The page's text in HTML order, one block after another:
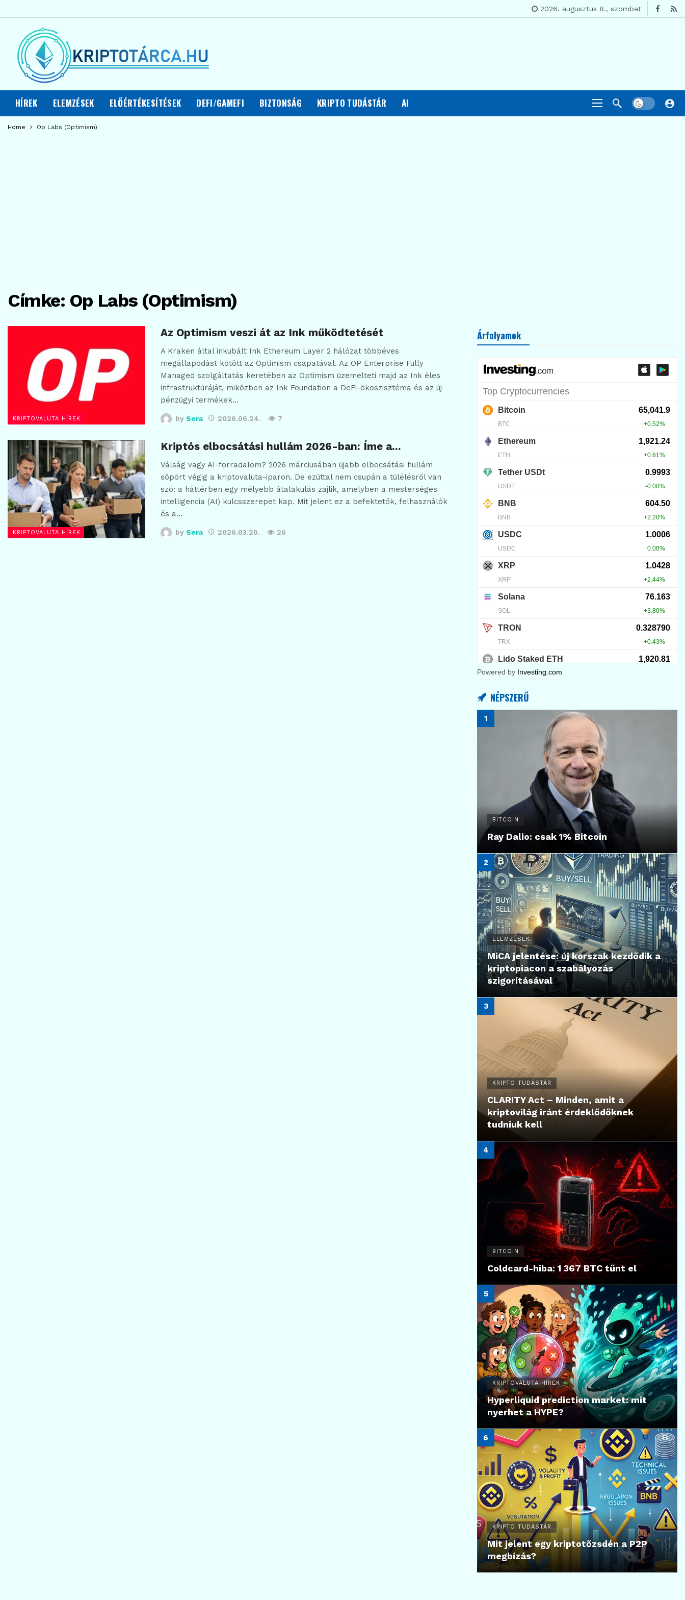
2026. augusztus 8., szombat
HÍREK ELEMZÉSEK ELŐÉRTÉKESÍTÉSEK DEFI/GAMEFI BIZTONSÁG KRIPTO TUDÁSTÁR AI
Home Op Labs (Optimism)
Címke: Op Labs (Optimism)
KRIPTOVALUTA HÍREK
Az Optimism veszi át az Ink működtetését
A Kraken által inkubált Ink Ethereum Layer 2 hálózat többéves
megállapodást kötött az Optimism csapatával. Az OP Enterprise Fully
Managed szolgáltatás keretében az Optimism üzemelteti majd az Ink éles
infrastruktúráját, miközben az Ink Foundation a DeFi-ökoszisztéma és az új
pénzügyi termékek…
by Sera 2026.06.24. 7
KRIPTOVALUTA HÍREK
Kriptós elbocsátási hullám 2026-ban: Íme a…
Válság vagy AI-forradalom? 2026 márciusában újabb elbocsátási hullám
söpört végig a kriptovaluta-iparon. De ezúttal nem csupán a túlélésről van
szó: a háttérben egy mélyebb átalakulás zajlik, amelyben a mesterséges
intelligencia (AI) kulcsszerepet kap. Mit jelent ez a befektetők, felhasználók
és a…
by Sera 2026.03.20. 26
Árfolyamok
Powered by Investing.com
NÉPSZERŰ
BITCOIN
Ray Dalio: csak 1% Bitcoin
ELEMZÉSEK
MiCA jelentése: új korszak kezdődik a
kriptopiacon a szabályozás
szigorításával
KRIPTO TUDÁSTÁR
CLARITY Act – Minden, amit a
kriptovilág iránt érdeklődőknek
tudniuk kell
BITCOIN
Coldcard-hiba: 1 367 BTC tűnt el
KRIPTOVALUTA HÍREK
Hyperliquid prediction market: mit
nyerhet a HYPE?
KRIPTO TUDÁSTÁR
Mit jelent egy kriptotőzsdén a P2P
megbízás?